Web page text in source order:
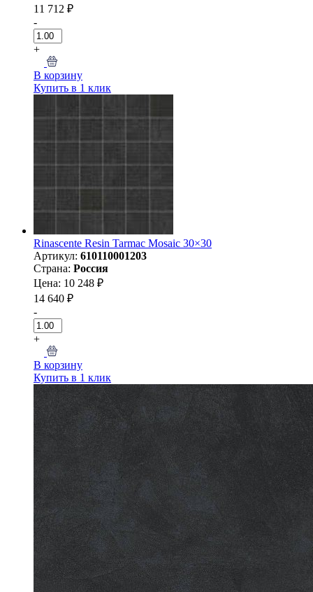
11 712 ₽
-
+
В корзину
Купить в 1 клик
Rinascente Resin Tarmac Mosaic 30×30
Артикул: 610110001203
Страна: Россия
Цена: 10 248 ₽
14 640 ₽
-
+
В корзину
Купить в 1 клик